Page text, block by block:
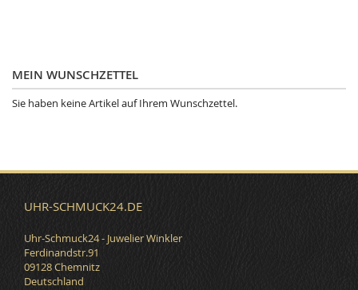
MEIN WUNSCHZETTEL
Sie haben keine Artikel auf Ihrem Wunschzettel.
UHR-SCHMUCK24.DE
Uhr-Schmuck24 - Juwelier Winkler
Ferdinandstr.91
09128 Chemnitz
Deutschland